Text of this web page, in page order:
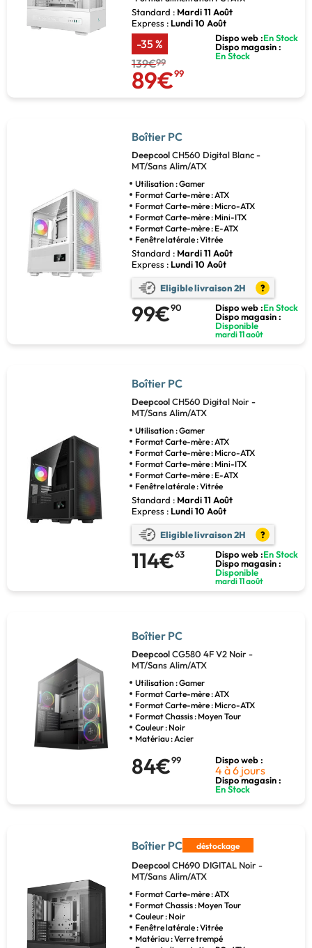
Standard : Mardi 11 Août
Express : Lundi 10 Août
-35 %
139€99
89€99
Dispo web :En Stock
Dispo magasin :
En Stock
Boîtier PC
DeepcoolCH560 Digital Blanc -
MT/Sans Alim/ATX
Utilisation : Gamer
Format Carte-mère : ATX
Format Carte-mère : Micro-ATX
Format Carte-mère : Mini-ITX
Format Carte-mère : E-ATX
Fenêtre latérale : Vitrée
Standard : Mardi 11 Août
Express : Lundi 10 Août
Eligible livraison 2H ?
99€90 Dispo web :En Stock
Dispo magasin :
Disponible
mardi 11 août
Boîtier PC
DeepcoolCH560 Digital Noir -
MT/Sans Alim/ATX
Utilisation : Gamer
Format Carte-mère : ATX
Format Carte-mère : Micro-ATX
Format Carte-mère : Mini-ITX
Format Carte-mère : E-ATX
Fenêtre latérale : Vitrée
Standard : Mardi 11 Août
Express : Lundi 10 Août
Eligible livraison 2H ?
114€63 Dispo web :En Stock
Dispo magasin :
Disponible
mardi 11 août
Boîtier PC
DeepcoolCG580 4F V2 Noir -
MT/Sans Alim/ATX
Utilisation : Gamer
Format Carte-mère : ATX
Format Carte-mère : Micro-ATX
Format Chassis : Moyen Tour
Couleur : Noir
Matériau : Acier
84€99 Dispo web :
4 à 6 jours
Dispo magasin :
En Stock
Boîtier PC déstockage
DeepcoolCH690 DIGITAL Noir -
MT/Sans Alim/ATX
Format Carte-mère : ATX
Format Chassis : Moyen Tour
Couleur : Noir
Fenêtre latérale : Vitrée
Matériau : Verre trempé